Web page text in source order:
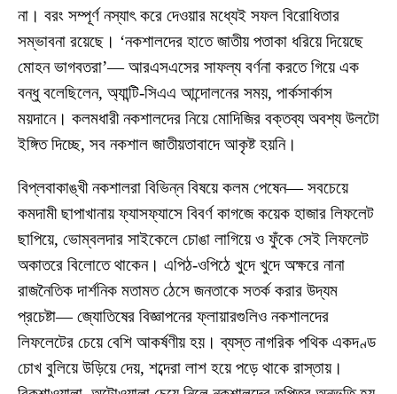
না। বরং সম্পূর্ণ নস্যাৎ করে দেওয়ার মধ্যেই সফল বিরোধিতার
সম্ভাবনা রয়েছে। ‘নকশালদের হাতে জাতীয় পতাকা ধরিয়ে দিয়েছে
মোহন ভাগবতরা’— আরএসএসের সাফল্য বর্ণনা করতে গিয়ে এক
বন্ধু বলেছিলেন, অ্যান্টি-সিএএ আন্দোলনের সময়, পার্কসার্কাস
ময়দানে। কলমধারী নকশালদের নিয়ে মোদিজির বক্তব্য অবশ্য উলটো
ইঙ্গিত দিচ্ছে, সব নকশাল জাতীয়তাবাদে আকৃষ্ট হয়নি।
বিপ্লবাকাঙ্খী নকশালরা বিভিন্ন বিষয়ে কলম পেষেন— সবচেয়ে
কমদামী ছাপাখানায় ফ্যাসফ্যাসে বিবর্ণ কাগজে কয়েক হাজার লিফলেট
ছাপিয়ে, ভোম্বলদার সাইকেলে চোঙা লাগিয়ে ও ফুঁকে সেই লিফলেট
অকাতরে বিলোতে থাকেন। এপিঠ-ওপিঠে খুদে খুদে অক্ষরে নানা
রাজনৈতিক দার্শনিক মতামত ঠেসে জনতাকে সতর্ক করার উদ্যম
প্রচেষ্টা— জ্যোতিষের বিজ্ঞাপনের ফ্লায়ারগুলিও নকশালদের
লিফলেটের চেয়ে বেশি আকর্ষণীয় হয়। ব্যস্ত নাগরিক পথিক একদণ্ড
চোখ বুলিয়ে উড়িয়ে দেয়, শব্দেরা লাশ হয়ে পড়ে থাকে রাস্তায়।